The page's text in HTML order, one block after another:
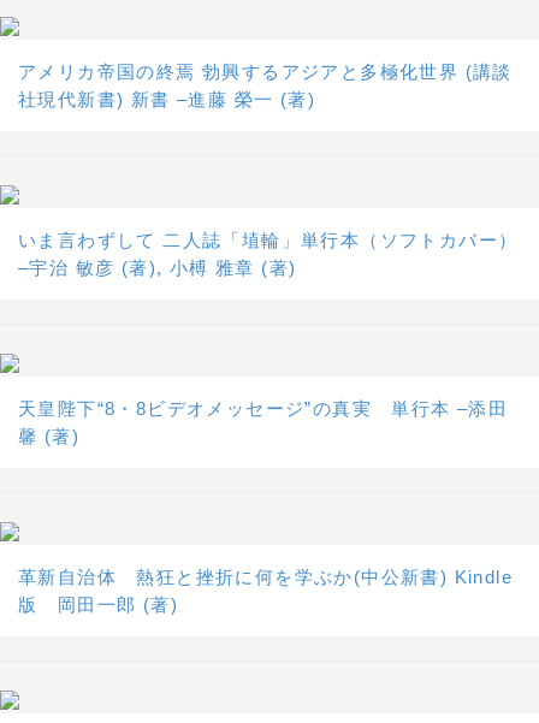
アメリカ帝国の終焉 勃興するアジアと多極化世界 (講談
社現代新書) 新書 –進藤 榮一 (著)
いま言わずして 二人誌「埴輪」単行本（ソフトカバー）
–宇治 敏彦 (著), 小榑 雅章 (著)
天皇陛下“8・8ビデオメッセージ”の真実 単行本 –添田
馨 (著)
革新自治体 熱狂と挫折に何を学ぶか(中公新書) Kindle
版 岡田一郎 (著)